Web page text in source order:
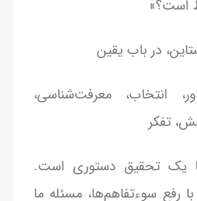
است؟»
در باب یقین
انتخاب، معرفت‌شناسی،
تفکر
یک تحقیق دستوری است.
رفع سوءتفاهم‌ها، مسئله ما